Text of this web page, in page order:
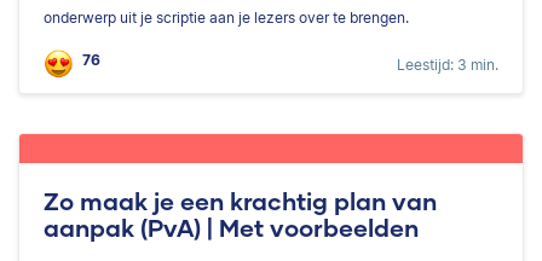
onderwerp uit je scriptie aan je lezers over te brengen.
76 Leestijd: 3 min.
Zo maak je een krachtig plan van
aanpak (PvA) | Met voorbeelden